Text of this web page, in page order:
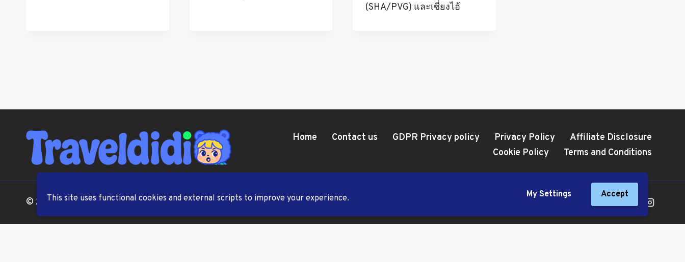
This site uses functional cookies and external scripts to improve your experience. My Settings Accept
(SHA/PVG) และเซี่ยงไฮ้
Home Contact us GDPR Privacy policy Privacy Policy
Affiliate Disclosure
Cookie Policy
Terms and Conditions
© 2026 TravelDiDi.com